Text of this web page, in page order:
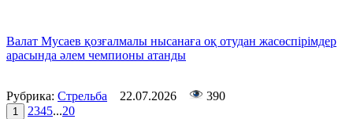
Валат Мусаев қозғалмалы нысанаға оқ отудан жасөспірімдер
арасында әлем чемпионы атанды
Рубрика: Стрельба 22.07.2026 390
1 2345...20